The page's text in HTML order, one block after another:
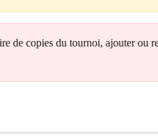
de copies du tournoi, ajouter ou